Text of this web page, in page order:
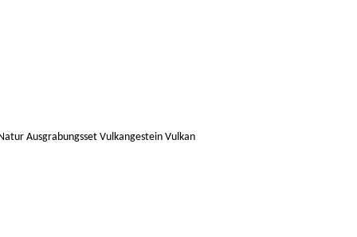
Ausgrabungsset Vulkangestein Vulkan